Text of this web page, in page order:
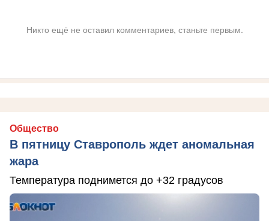
Никто ещё не оставил комментариев, станьте первым.
Общество
В пятницу Ставрополь ждет аномальная
жара
Температура поднимется до +32 градусов